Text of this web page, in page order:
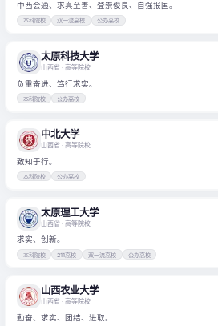
中西会通、求真至善、登崇俊良、自强报国。
本科院校 双一流高校 公办高校
太原科技大学
山西省· 高等院校
负重奋进、笃行求实。
本科院校 公办高校
中北大学
山西省· 高等院校
致知于行。
本科院校 公办高校
太原理工大学
山西省· 高等院校
求实、创新。
本科院校 211高校 双一流高校 公办高校
山西农业大学
山西省· 高等院校
勤奋、求实、团结、进取。